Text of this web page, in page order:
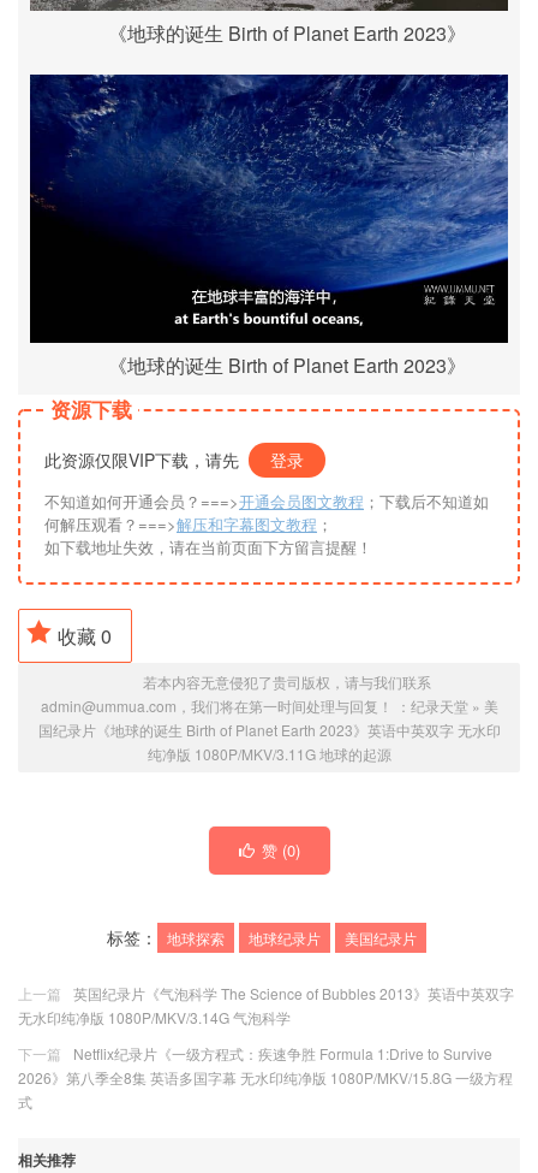
《地球的诞生 Birth of Planet Earth 2023》
《地球的诞生 Birth of Planet Earth 2023》
资源下载
此资源仅限VIP下载，请先 登录
不知道如何开通会员？===>开通会员图文教程 ；下载后不知道如
何解压观看？===>解压和字幕图文教程 ；
如下载地址失效，请在当前页面下方留言提醒！
收藏0
若本内容无意侵犯了贵司版权，请与我们联系
admin@ummua.com，我们将在第一时间处理与回复！ ： 纪录天堂» 美
国纪录片《地球的诞生 Birth of Planet Earth 2023》英语中英双字 无水印
纯净版 1080P/MKV/3.11G 地球的起源
赞 (0)
标签： 地球探索 地球纪录片 美国纪录片
上一篇
英国纪录片《气泡科学 The Science of Bubbles 2013》英语中英双字
无水印纯净版 1080P/MKV/3.14G 气泡科学
下一篇
Netflix纪录片《一级方程式：疾速争胜 Formula 1:Drive to Survive
2026》第八季全8集 英语多国字幕 无水印纯净版 1080P/MKV/15.8G 一级方程
式
相关推荐